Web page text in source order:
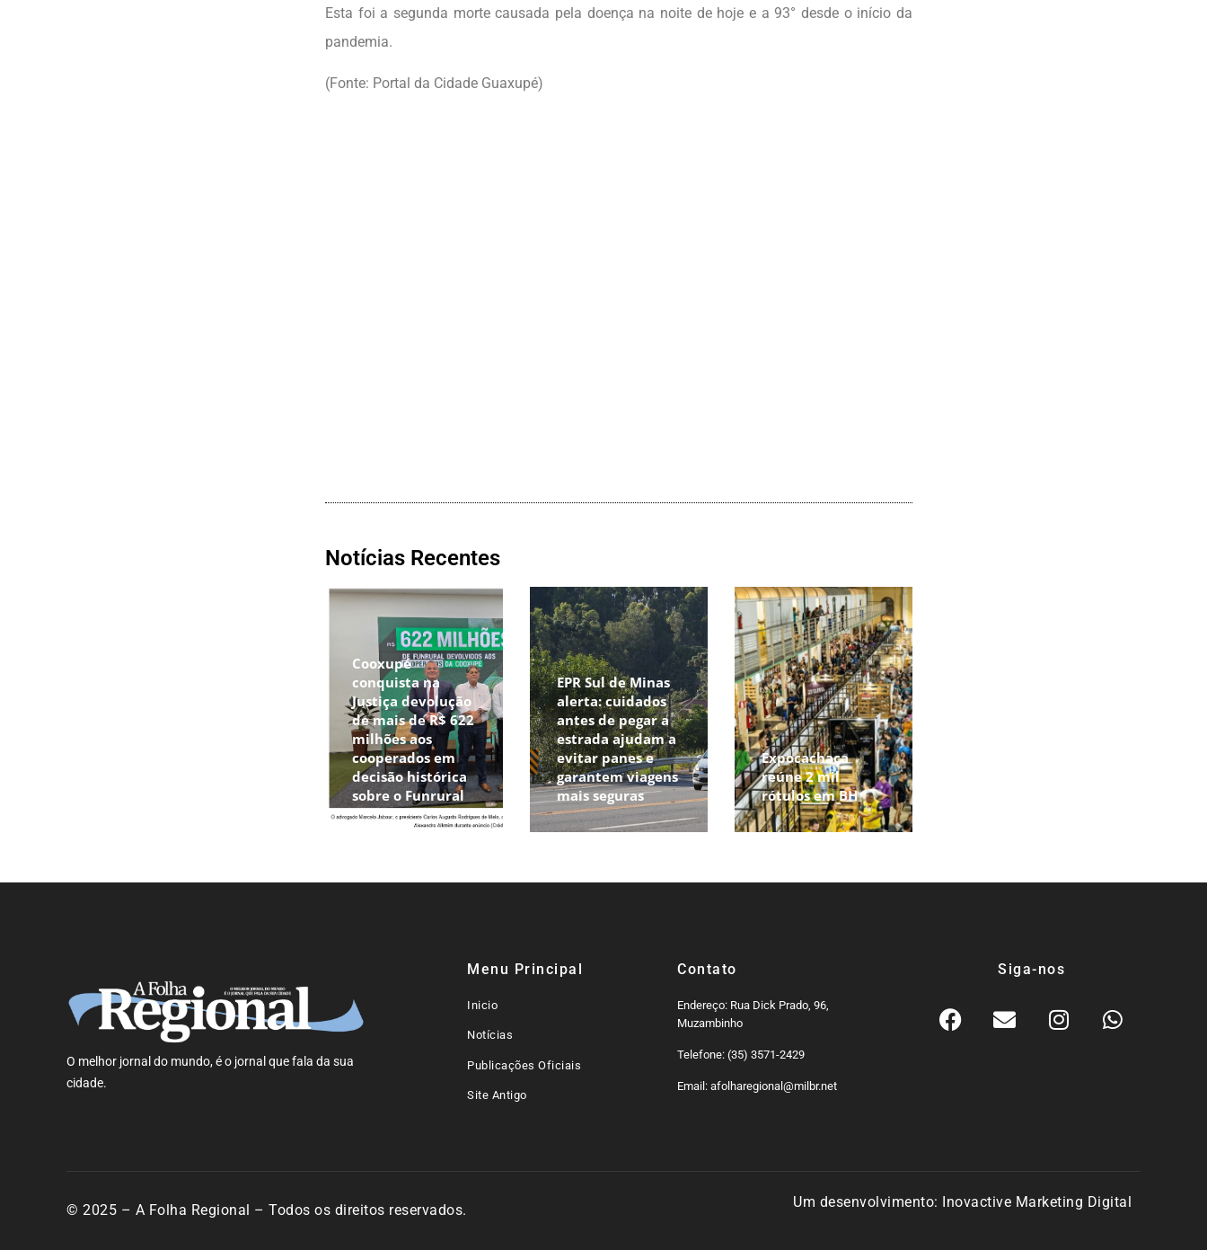
Esta foi a segunda morte causada pela doença na noite de hoje e a 93° desde o início da
pandemia.
(Fonte: Portal da Cidade Guaxupé)
Notícias Recentes
Cooxupé
conquista na
Justiça devolução
de mais de R$ 622
milhões aos
cooperados em
decisão histórica
sobre o Funrural
EPR Sul de Minas
alerta: cuidados
antes de pegar a
estrada ajudam a
evitar panes e
garantem viagens
mais seguras
Expocachaça
reúne 2 mil
rótulos em BH
O melhor jornal do mundo, é o jornal que fala da sua
cidade.
Menu Principal
Inicio
Notícias
Publicações Oficiais
Site Antigo
Contato
Endereço: Rua Dick Prado, 96,
Muzambinho
Telefone: (35) 3571-2429
Email: afolharegional@milbr.net
Siga-nos
© 2025 – A Folha Regional – Todos os direitos reservados.
Um desenvolvimento: Inovactive Marketing Digital